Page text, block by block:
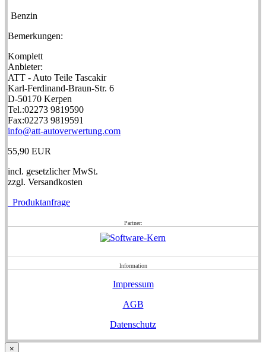
Benzin
Bemerkungen:
Komplett
Anbieter:
ATT - Auto Teile Tascakir
Karl-Ferdinand-Braun-Str. 6
D-50170 Kerpen
Tel.:02273 9819590
Fax:02273 9819591
info@att-autoverwertung.com
55,90 EUR
incl. gesetzlicher MwSt.
zzgl. Versandkosten
Produktanfrage
Partner:
Information
Impressum
AGB
Datenschutz
×